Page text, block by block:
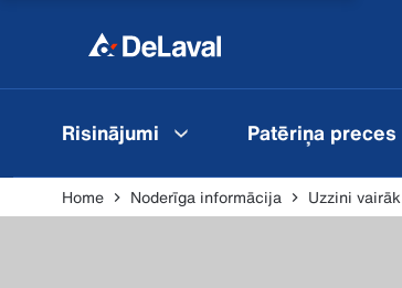
Risinājumi Patēriņa preces
Home Noderīga informācija Uzzini vairāk